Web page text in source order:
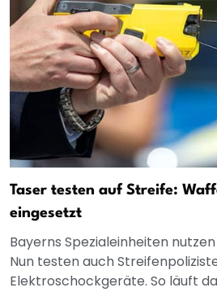
Taser testen auf Streife:
eingesetzt
Bayerns Spezialeinheiten
Nun testen auch
Elektroschockgeräte. So läuft